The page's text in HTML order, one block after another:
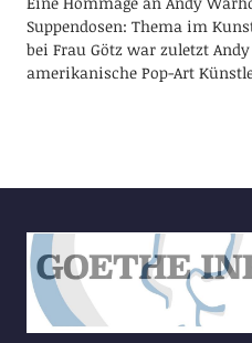
Suppendosen: Thema im
bei Frau Götz war zuletzt
amerikanische Pop-Art